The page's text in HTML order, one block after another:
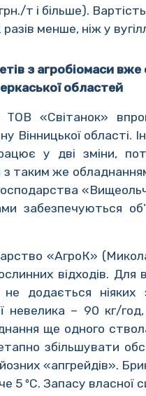
т і більше).
менше, ніж у
з агробіомаси
областей
«Світанок»
Вінницької області.
у дві зміни,
з таким же
забезпечуються
«АгроК»
відходів. Для
додається ніяких
невелика – 90 кг/
ще одного
збільшувати
«апгрейдів».
5 ºС. Запасу власної